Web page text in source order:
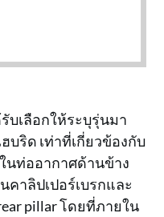
เลือกให้ระบุรุ่นมา
บริด เท่าที่เกี่ยวข้องกับ
นท่ออากาศด้านข้าง
คาลิปเปอร์เบรกและ
pillar โดยที่ภายใน